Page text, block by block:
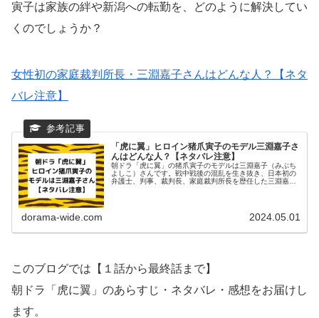
寅子は家族の絆や新潟への転勤を、どのように解決してい
くのでしょうか？
女性初の家庭裁判所長・三淵嘉子さんはどんな人？【ネタ
バレ注意】
「虎に翼」ヒロイン猪爪寅子のモデル三淵嘉子さ
んはどんな人？【ネタバレ注意】
朝ドラ「虎に翼」の猪爪寅子のモデルは三淵嘉子（みぶち
よしこ）さんです。戦中戦後の混乱を生き抜き、日本初の
弁護士、判事、裁判長、家庭裁判所長を歴任した三淵嘉子
dorama-wide.com 2024.05.01
このブログでは【１話から最終話まで】
朝ドラ「虎に翼」のあらすじ・ネタバレ・感想をお届けし
ます。